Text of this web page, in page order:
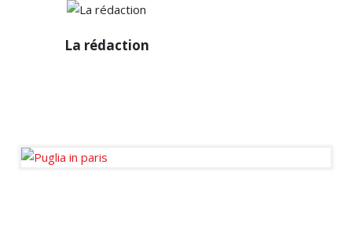
La rédaction
rédaction
l’international.